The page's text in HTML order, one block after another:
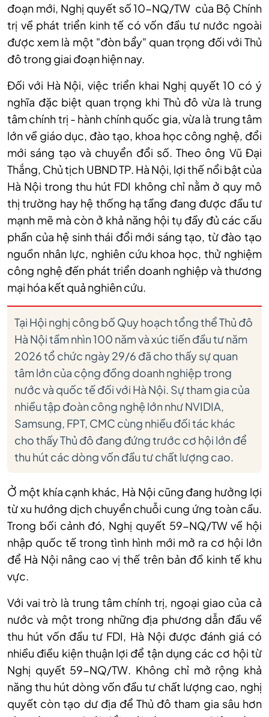
đoạn mới, Nghị quyết số 10-NQ/TW của Bộ Chính
trị về phát triển kinh tế có vốn đầu tư nước ngoài
được xem là một "đòn bẩy" quan trọng đối với Thủ
đô trong giai đoạn hiện nay.
Đối với Hà Nội, việc triển khai Nghị quyết 10 có ý
nghĩa đặc biệt quan trọng khi Thủ đô vừa là trung
tâm chính trị - hành chính quốc gia, vừa là trung tâm
lớn về giáo dục, đào tạo, khoa học công nghệ, đổi
mới sáng tạo và chuyển đổi số. Theo ông Vũ Đại
Thắng, Chủ tịch UBND TP. Hà Nội, lợi thế nổi bật của
Hà Nội trong thu hút FDI không chỉ nằm ở quy mô
thị trường hay hệ thống hạ tầng đang được đầu tư
mạnh mẽ mà còn ở khả năng hội tụ đầy đủ các cấu
phần của hệ sinh thái đổi mới sáng tạo, từ đào tạo
nguồn nhân lực, nghiên cứu khoa học, thử nghiệm
công nghệ đến phát triển doanh nghiệp và thương
mại hóa kết quả nghiên cứu.
Tại Hội nghị công bố Quy hoạch tổng thể Thủ đô
Hà Nội tầm nhìn 100 năm và xúc tiến đầu tư năm
2026 tổ chức ngày 29/6 đã cho thấy sự quan
tâm lớn của cộng đồng doanh nghiệp trong
nước và quốc tế đối với Hà Nội. Sự tham gia của
nhiều tập đoàn công nghệ lớn như NVIDIA,
Samsung, FPT, CMC cùng nhiều đối tác khác
cho thấy Thủ đô đang đứng trước cơ hội lớn để
thu hút các dòng vốn đầu tư chất lượng cao.
Ở một khía cạnh khác, Hà Nội cũng đang hưởng lợi
từ xu hướng dịch chuyển chuỗi cung ứng toàn cầu.
Trong bối cảnh đó, Nghị quyết 59-NQ/TW về hội
nhập quốc tế trong tình hình mới mở ra cơ hội lớn
để Hà Nội nâng cao vị thế trên bản đồ kinh tế khu
vực.
Với vai trò là trung tâm chính trị, ngoại giao của cả
nước và một trong những địa phương dẫn đầu về
thu hút vốn đầu tư FDI, Hà Nội được đánh giá có
nhiều điều kiện thuận lợi để tận dụng các cơ hội từ
Nghị quyết 59-NQ/TW. Không chỉ mở rộng khả
năng thu hút dòng vốn đầu tư chất lượng cao, nghị
quyết còn tạo dư địa để Thủ đô tham gia sâu hơn